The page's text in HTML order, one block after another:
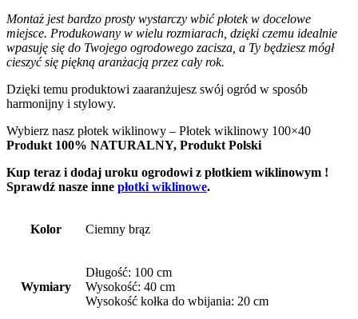
Montaż jest bardzo prosty wystarczy wbić płotek w docelowe
miejsce. Produkowany w wielu rozmiarach, dzięki czemu idealnie
wpasuję się do Twojego ogrodowego zacisza, a Ty będziesz mógł
cieszyć się piękną aranżacją przez cały rok.
Dzięki temu produktowi zaaranżujesz swój ogród w sposób
harmonijny i stylowy.
Wybierz nasz płotek wiklinowy – Płotek wiklinowy 100×40
Produkt 100% NATURALNY, Produkt Polski
Kup teraz i dodaj uroku ogrodowi z płotkiem wiklinowym !
Sprawdź nasze inne płotki wiklinowe.
Kolor Ciemny brąz
Wymiary
Długość: 100 cm
Wysokość: 40 cm
Wysokość kołka do wbijania: 20 cm